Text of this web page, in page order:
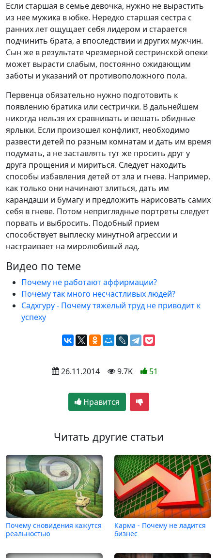
Если старшая в семье девочка, нужно не вырастить
из нее мужика в юбке. Нередко старшая сестра с
ранних лет ощущает себя лидером и старается
подчинить брата, а впоследствии и других мужчин.
Сын же в результате чрезмерной сестринской опеки
может вырасти слабым, постоянно ожидающим
заботы и указаний от противоположного пола.
Первенца обязательно нужно подготовить к
появлению братика или сестрички. В дальнейшем
никогда нельзя их сравнивать и вешать обидные
ярлыки. Если произошел конфликт, необходимо
развести детей по разным комнатам и дать им время
подумать, а не заставлять тут же просить друг у
друга прощения и мириться. Следует находить
способы избавления детей от зла и гнева. Например,
как только они начинают злиться, дать им
карандаши и бумагу и предложить нарисовать самих
себя в гневе. Потом неприглядные портреты следует
порвать и выбросить. Подобный прием
способствует выплеску минутной агрессии и
настраивает на миролюбивый лад.
Видео по теме
Почему не работают аффирмации?
Почему так много несчастливых людей?
Садхгуру - Почему тяжелый труд не приводит к
успеху
26.11.2014 9.7K 51
Нравится
Читать другие статьи
Почему сновидения кажутся
реальностью
Карма - Почему не ладится
бизнес